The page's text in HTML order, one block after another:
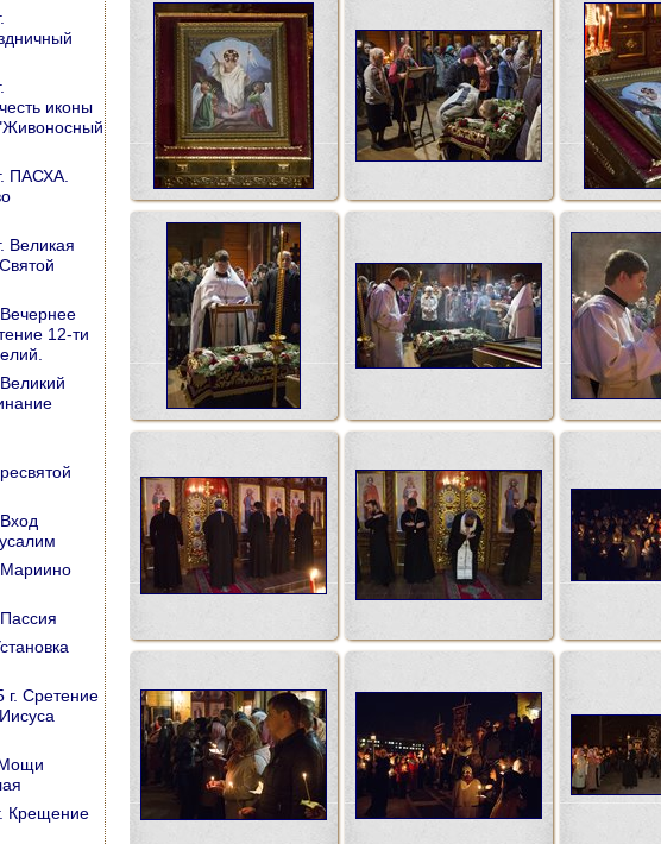
иконы
ПАСХА.
Великая
12-ти
Мариино
г. Сретение
Мощи
Крещение